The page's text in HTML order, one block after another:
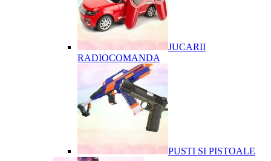
JUCARII
RADIOCOMANDA
PUSTI SI PISTOALE